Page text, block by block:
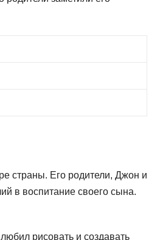
страны. Его родители, Джон и
в воспитание своего сына.
рисовать и создавать